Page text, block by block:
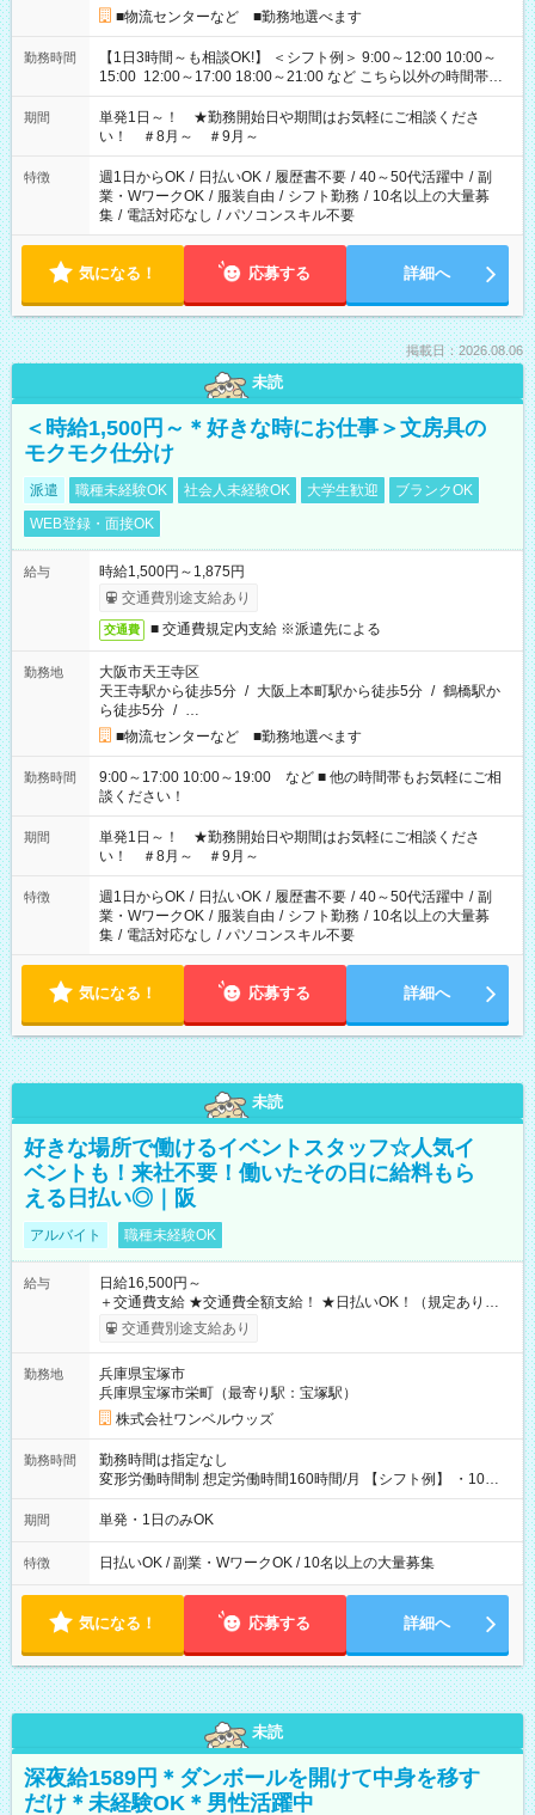
■物流センターなど ■勤務地選べます
勤務時間
【1日3時間～も相談OK!】 ＜シフト例＞ 9:00～12:00 10:00～
15:00 12:00～17:00 18:00～21:00 など こちら以外の時間帯も
お気軽にご相談ください！
期間
単発1日～！ ★勤務開始日や期間はお気軽にご相談くださ
い！ ＃8月～ ＃9月～
特徴 週1日からOK / 日払いOK / 履歴書不要 / 40～50代活躍中 / 副
業・WワークOK / 服装自由 / シフト勤務 / 10名以上の大量募
集 / 電話対応なし / パソコンスキル不要
気になる！ 応募する 詳細へ
掲載日：2026.08.06
未読
＜時給1,500円～＊好きな時にお仕事＞文房具の
モクモク仕分け
派遣 職種未経験OK 社会人未経験OK 大学生歓迎
ブランクOK
WEB登録・面接OK
給与
時給1,500円～1,875円
交通費別途支給あり
交通費 ■ 交通費規定内支給 ※派遣先による
勤務地
大阪市天王寺区
天王寺駅から徒歩5分 / 大阪上本町駅から徒歩5分 / 鶴橋駅か
ら徒歩5分 / …
■物流センターなど ■勤務地選べます
勤務時間
9:00～17:00 10:00～19:00 など ■ 他の時間帯もお気軽にご相
談ください！
期間
単発1日～！ ★勤務開始日や期間はお気軽にご相談くださ
い！ ＃8月～ ＃9月～
特徴 週1日からOK / 日払いOK / 履歴書不要 / 40～50代活躍中 / 副
業・WワークOK / 服装自由 / シフト勤務 / 10名以上の大量募
集 / 電話対応なし / パソコンスキル不要
気になる！ 応募する 詳細へ
未読
好きな場所で働けるイベントスタッフ☆人気イ
ベントも！来社不要！働いたその日に給料もら
える日払い◎｜阪
アルバイト 職種未経験OK
給与
日給16,500円～
＋交通費支給 ★交通費全額支給！ ★日払いOK！（規定あり） ┗
働いたその日に現金GET♪ お仕事後はコンビニATMから 日払
交通費別途支給あり
勤務地
兵庫県宝塚市
兵庫県宝塚市栄町（最寄り駅：宝塚駅）
株式会社ワンベルウッズ
勤務時間
勤務時間は指定なし
変形労働時間制 想定労働時間160時間/月 【シフト例】 ・10：
00～20：00
期間 単発・1日のみOK
特徴 日払いOK / 副業・WワークOK / 10名以上の大量募集
気になる！ 応募する 詳細へ
未読
深夜給1589円＊ダンボールを開けて中身を移す
だけ＊未経験OK＊男性活躍中